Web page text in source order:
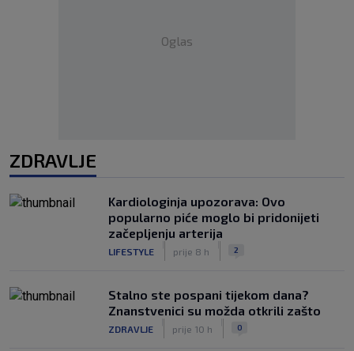
Oglas
ZDRAVLJE
Kardiologinja upozorava: Ovo
popularno piće moglo bi pridonijeti
začepljenju arterija
LIFESTYLE prije 8 h 2
Stalno ste pospani tijekom dana?
Znanstvenici su možda otkrili zašto
ZDRAVLJE prije 10 h 0